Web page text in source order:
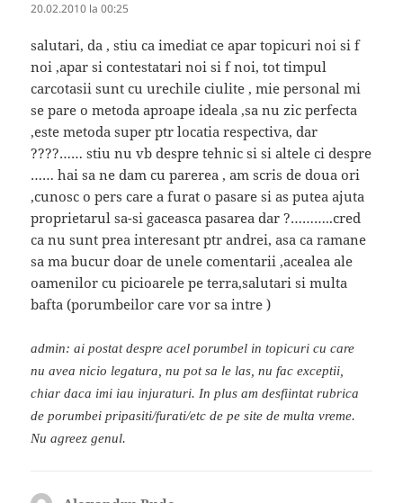
20.02.2010 la 00:25
salutari, da , stiu ca imediat ce apar topicuri noi si f
noi ,apar si contestatari noi si f noi, tot timpul
carcotasii sunt cu urechile ciulite , mie personal mi
se pare o metoda aproape ideala ,sa nu zic perfecta
,este metoda super ptr locatia respectiva, dar
????…… stiu nu vb despre tehnic si si altele ci despre
…… hai sa ne dam cu parerea , am scris de doua ori
,cunosc o pers care a furat o pasare si as putea ajuta
proprietarul sa-si gaceasca pasarea dar ?………..cred
ca nu sunt prea interesant ptr andrei, asa ca ramane
sa ma bucur doar de unele comentarii ,acealea ale
oamenilor cu picioarele pe terra,salutari si multa
bafta (porumbeilor care vor sa intre )
admin: ai postat despre acel porumbel in topicuri cu care
nu avea nicio legatura, nu pot sa le las, nu fac exceptii,
chiar daca imi iau injuraturi. In plus am desfiintat rubrica
de porumbei pripasiti/furati/etc de pe site de multa vreme.
Nu agreez genul.